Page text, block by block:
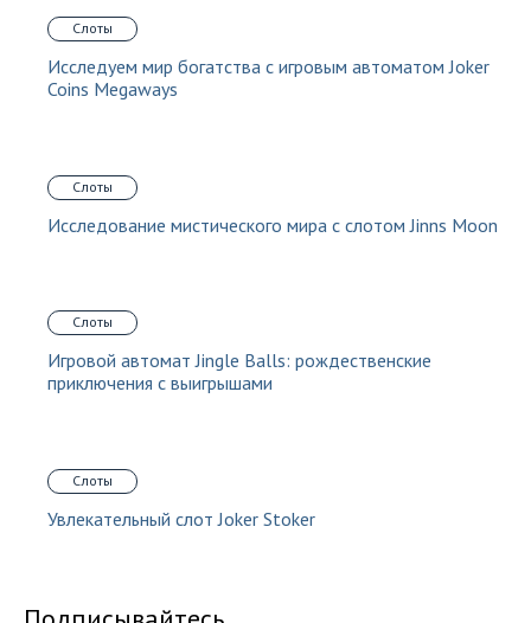
Слоты
Исследуем мир богатства с игровым автоматом Joker
Coins Megaways
Слоты
Исследование мистического мира с слотом Jinns Moon
Слоты
Игровой автомат Jingle Balls: рождественские
приключения с выигрышами
Слоты
Увлекательный слот Joker Stoker